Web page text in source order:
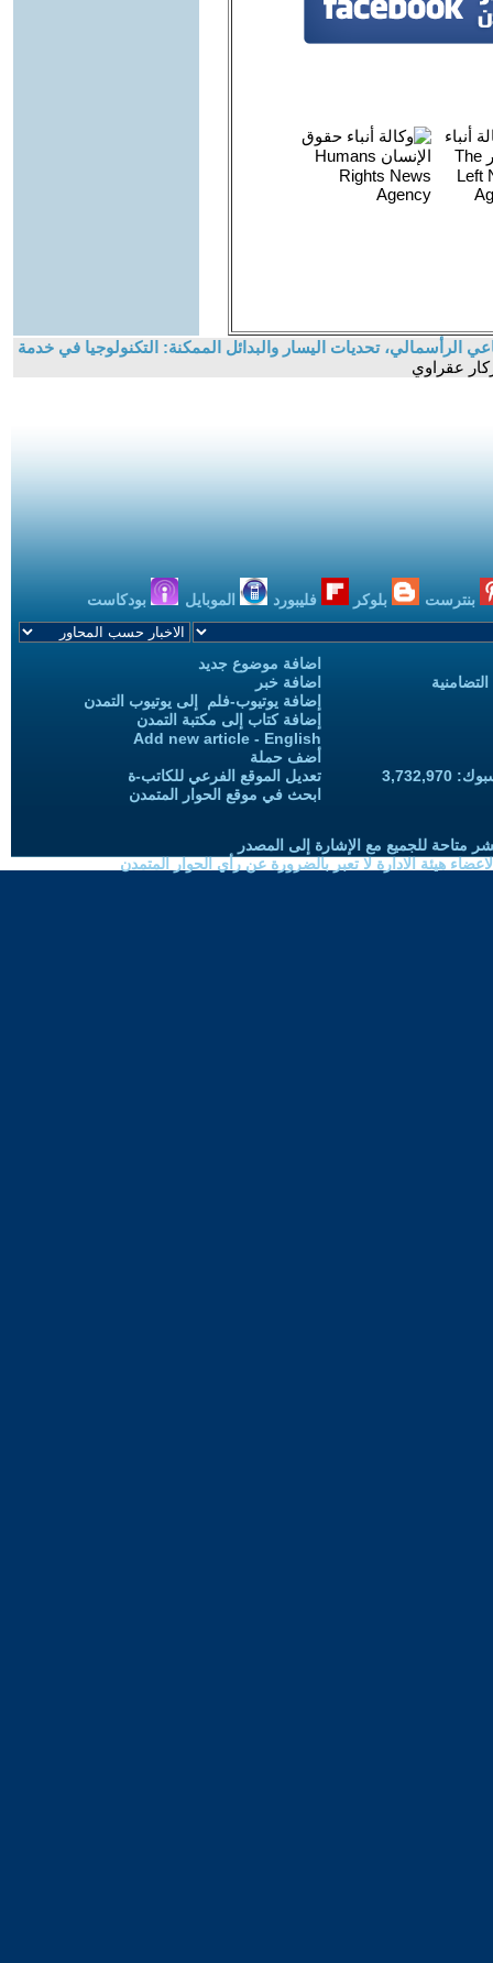
الرأسمالي، تحديات اليسار والبدائل الممكنة: التكنولوجيا في خدمة
عقراوي
بنترست بلوكر فليبورد الموبايل بودكاست
اضافة موضوع جديد
اضافة خبر
إضافة يوتيوب-فلم إلى يوتيوب التمدن
إضافة كتاب إلى مكتبة التمدن
Add new article - English
أضف حملة
تعديل الموقع الفرعي للكاتب-ة
ابحث في موقع الحوار المتمدن
متاحة للجميع مع الإشارة إلى المصدر
هيئة الادارة لا تعبر بالضرورة عن رأي الحوار المتمدن